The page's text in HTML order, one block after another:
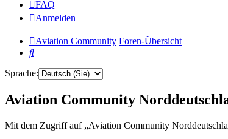
FAQ
Anmelden
Aviation Community Foren-Übersicht
Suche
Sprache:
Aviation Community
Mit dem Zugriff auf „Aviation Community